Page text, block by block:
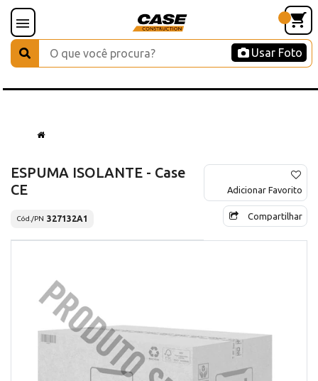
Usar Foto
ESPUMA ISOLANTE - Case
CE
Cód./PN 327132A1
Adicionar Favorito
Compartilhar